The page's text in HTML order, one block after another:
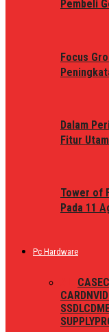
Pembeli
Focus
Dalam
Fitur
Tower of
Pada 11
Pc Hardware
CASE
CARD
SSDLCD
SUPPLY